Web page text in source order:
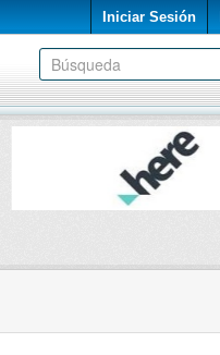
Iniciar Sesión